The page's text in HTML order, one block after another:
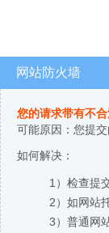
网站防火墙
您的请求带有不
可能原因：您提
如何解决：
1）检查提
2）如网站
3）普通网